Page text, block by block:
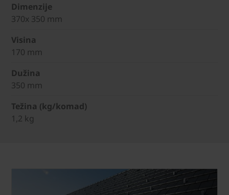
Dimenzije
370x 350 mm
Visina
170 mm
Dužina
350 mm
Težina (kg/komad)
1,2 kg